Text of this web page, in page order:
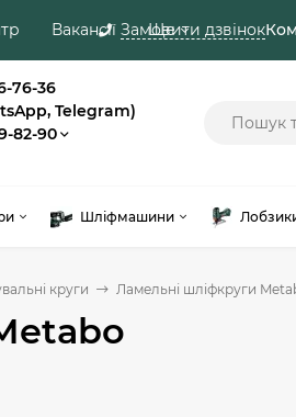
Замовити дзвінок
Вакансії Ще
76-36
Telegram)
82-90
Шліфмашини
круги Ламельні шліфкруги